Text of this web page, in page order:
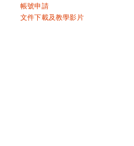
帳號申請
文件下載及教學影片